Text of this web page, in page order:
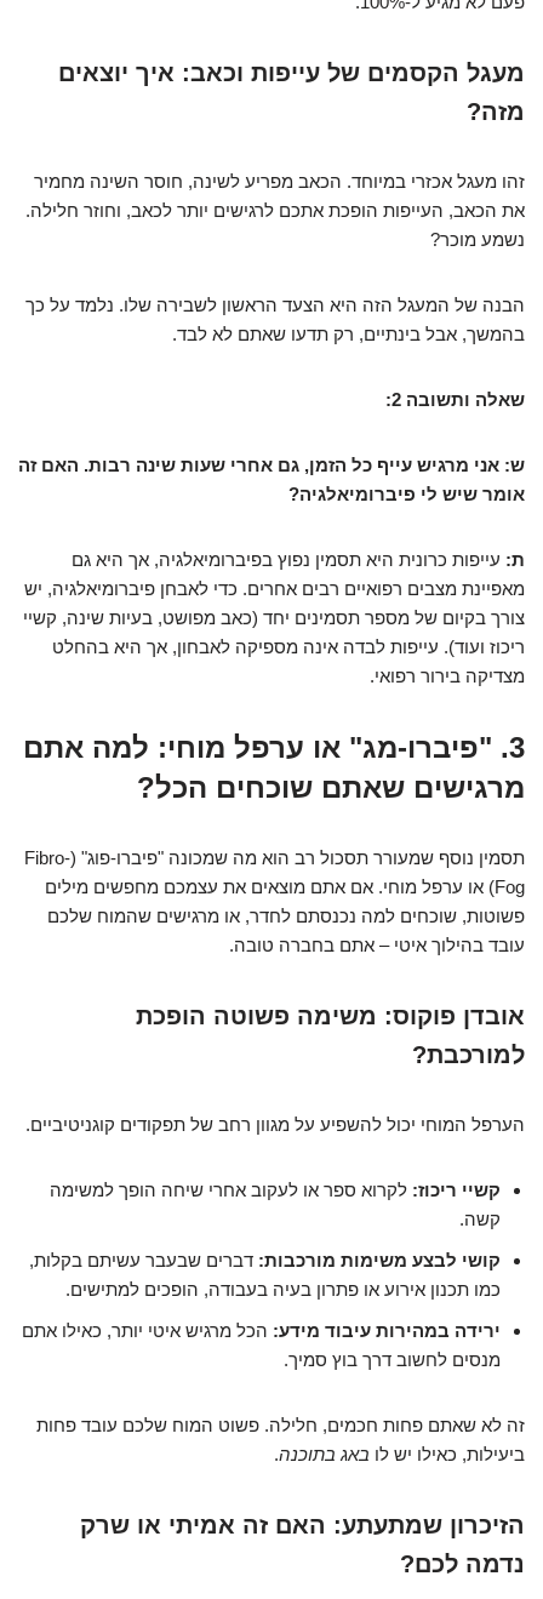
מעגל הקסמים של עייפות וכאב: איך יוצאים
מזה?
זהו מעגל אכזרי במיוחד. הכאב מפריע לשינה, חוסר השינה מחמיר
את הכאב, העייפות הופכת אתכם לרגישים יותר לכאב, וחוזר חלילה.
נשמע מוכר?
הבנה של המעגל הזה היא הצעד הראשון לשבירה שלו. נלמד על כך
בהמשך, אבל בינתיים, רק תדעו שאתם לא לבד.
שאלה ותשובה 2:
ש: אני מרגיש עייף כל הזמן, גם אחרי שעות שינה רבות. האם זה
אומר שיש לי פיברומיאלגיה?
ת: עייפות כרונית היא תסמין נפוץ בפיברומיאלגיה, אך היא גם
מאפיינת מצבים רפואיים רבים אחרים. כדי לאבחן פיברומיאלגיה, יש
צורך בקיום של מספר תסמינים יחד (כאב מפושט, בעיות שינה, קשיי
ריכוז ועוד). עייפות לבדה אינה מספיקה לאבחון, אך היא בהחלט
מצדיקה בירור רפואי.
3. "פיברו-מג" או ערפל מוחי: למה אתם
מרגישים שאתם שוכחים הכל?
תסמין נוסף שמעורר תסכול רב הוא מה שמכונה "פיברו-פוג" (Fibro-
Fog) או ערפל מוחי. אם אתם מוצאים את עצמכם מחפשים מילים
פשוטות, שוכחים למה נכנסתם לחדר, או מרגישים שהמוח שלכם
עובד בהילוך איטי – אתם בחברה טובה.
אובדן פוקוס: משימה פשוטה הופכת
למורכבת?
הערפל המוחי יכול להשפיע על מגוון רחב של תפקודים קוגניטיביים.
קשיי ריכוז: לקרוא ספר או לעקוב אחרי שיחה הופך למשימה
קשה.
קושי לבצע משימות מורכבות: דברים שבעבר עשיתם בקלות,
כמו תכנון אירוע או פתרון בעיה בעבודה, הופכים למתישים.
ירידה במהירות עיבוד מידע: הכל מרגיש איטי יותר, כאילו אתם
מנסים לחשוב דרך בוץ סמיך.
זה לא שאתם פחות חכמים, חלילה. פשוט המוח שלכם עובד פחות
ביעילות, כאילו יש לו באג בתוכנה.
הזיכרון שמתעתע: האם זה אמיתי או שרק
נדמה לכם?